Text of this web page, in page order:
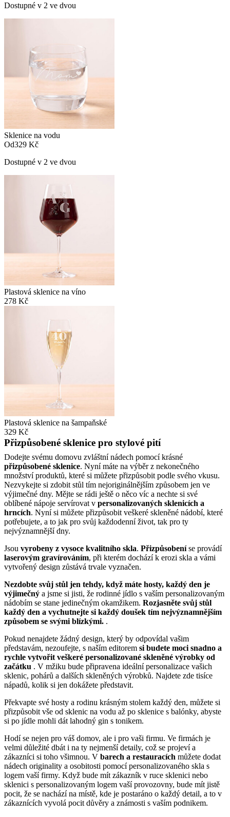
Dostupné v 2 ve dvou
Sklenice na vodu
Od329 Kč
Dostupné v 2 ve dvou
Plastová sklenice na víno
278 Kč
Plastová sklenice na šampaňské
329 Kč
Přizpůsobené sklenice pro stylové pití
Dodejte svému domovu zvláštní nádech pomocí krásné
přizpůsobené sklenice. Nyní máte na výběr z nekonečného
množství produktů, které si můžete přizpůsobit podle svého vkusu.
Nezvykejte si zdobit stůl tím nejoriginálnějším způsobem jen ve
výjimečné dny. Mějte se rádi ještě o něco víc a nechte si své
oblíbené nápoje servírovat v personalizovaných sklenicích a
hrncích. Nyní si můžete přizpůsobit veškeré skleněné nádobí, které
potřebujete, a to jak pro svůj každodenní život, tak pro ty
nejvýznamnější dny.
Jsou vyrobeny z vysoce kvalitního skla. Přizpůsobeníse provádí
laserovým gravírováním, při kterém dochází k erozi skla a vámi
vytvořený design zůstává trvale vyznačen.
Nezdobte svůj stůl jen tehdy, když máte hosty, každý den je
výjimečný a jsme si jisti, že rodinné jídlo s vaším personalizovaným
nádobím se stane jedinečným okamžikem. Rozjasněte svůj stůl
každý den a vychutnejte si každý doušek tím nejvýznamnějším
způsobem se svými blízkými. .
Pokud nenajdete žádný design, který by odpovídal vašim
představám, nezoufejte, s naším editorem si budete moci snadno a
rychle vytvořit veškeré personalizované skleněné výrobky od
začátku . V mžiku bude připravena ideální personalizace vašich
sklenic, pohárů a dalších skleněných výrobků. Najdete zde tisíce
nápadů, kolik si jen dokážete představit.
Překvapte své hosty a rodinu krásným stolem každý den, můžete si
přizpůsobit vše od sklenic na vodu až po sklenice s balónky, abyste
si po jídle mohli dát lahodný gin s tonikem.
Hodí se nejen pro váš domov, ale i pro vaši firmu. Ve firmách je
velmi důležité dbát i na ty nejmenší detaily, což se projeví a
zákazníci si toho všimnou. V barech a restauracích můžete dodat
nádech originality a osobitosti pomocí personalizovaného skla s
logem vaší firmy. Když bude mít zákazník v ruce sklenici nebo
sklenici s personalizovaným logem vaší provozovny, bude mít jistě
pocit, že se nachází na místě, kde je postaráno o každý detail, a to v
zákaznících vyvolá pocit důvěry a známosti s vaším podnikem.